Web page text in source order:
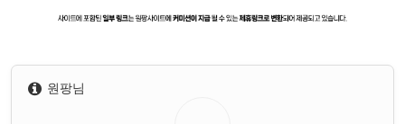
원팡님